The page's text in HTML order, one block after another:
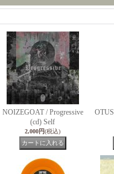
NOIZEGOAT / Progressive
(cd) Self
2,000円(税込)